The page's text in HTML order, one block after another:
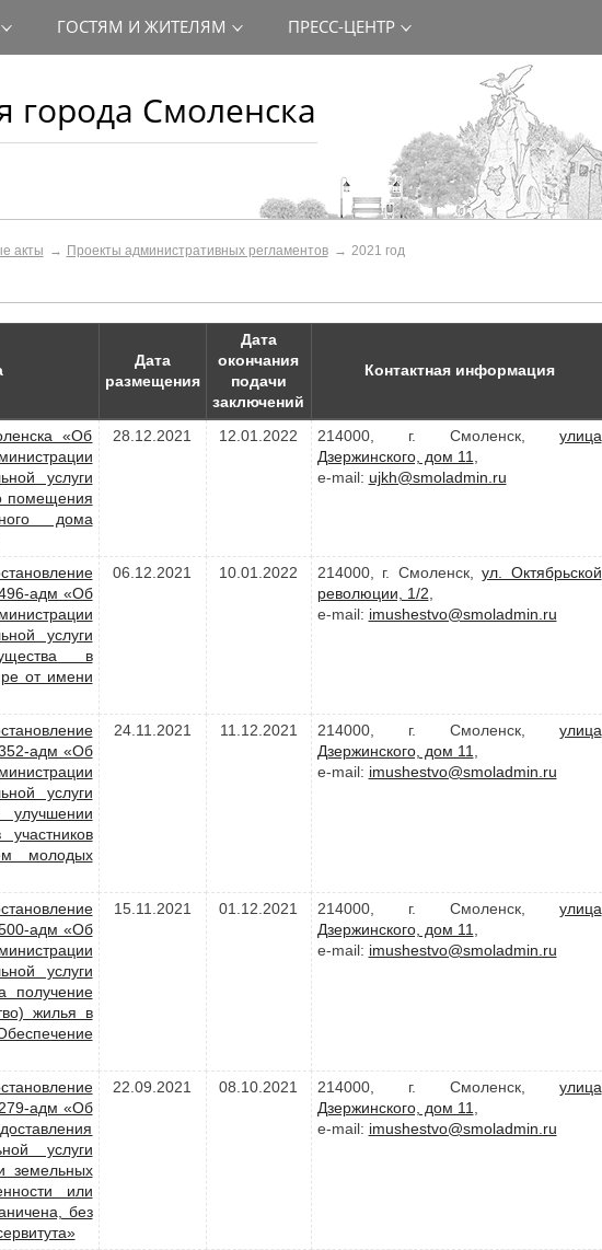
города Смоленска
ГОСТЯМ И ЖИТЕЛЯМ ПРЕСС-ЦЕНТР
акты Проекты административных регламентов 2021 год
Дата
размещения
Дата
окончания
подачи
заключений
Контактная информация
«Об
услуги
помещения
дома
28.12.2021 12.01.2022 214000, г. Смоленск, улица
Дзержинского, дом 11
e-mail: ujkh@smoladmin.ru
адм «Об
услуги
в
от имени
06.12.2021 10.01.2022 214000, г. Смоленск, ул. Октябрьской
революции, 1/2
e-mail: imushestvo@smoladmin.ru
адм «Об
услуги
молодых
24.11.2021 11.12.2021 214000, г. Смоленск, улица
Дзержинского, дом 11
e-mail: imushestvo@smoladmin.ru
адм «Об
услуги
получение
жилья в
15.11.2021 01.12.2021 214000, г. Смоленск, улица
Дзержинского, дом 11
e-mail: imushestvo@smoladmin.ru
адм «Об
услуги
земельных
или
без
22.09.2021 08.10.2021 214000, г. Смоленск, улица
Дзержинского, дом 11
e-mail: imushestvo@smoladmin.ru